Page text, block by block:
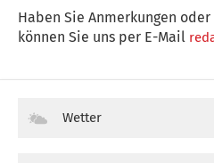
Haben Sie Anmerkungen oder
können Sie uns per E-Mail
Wetter